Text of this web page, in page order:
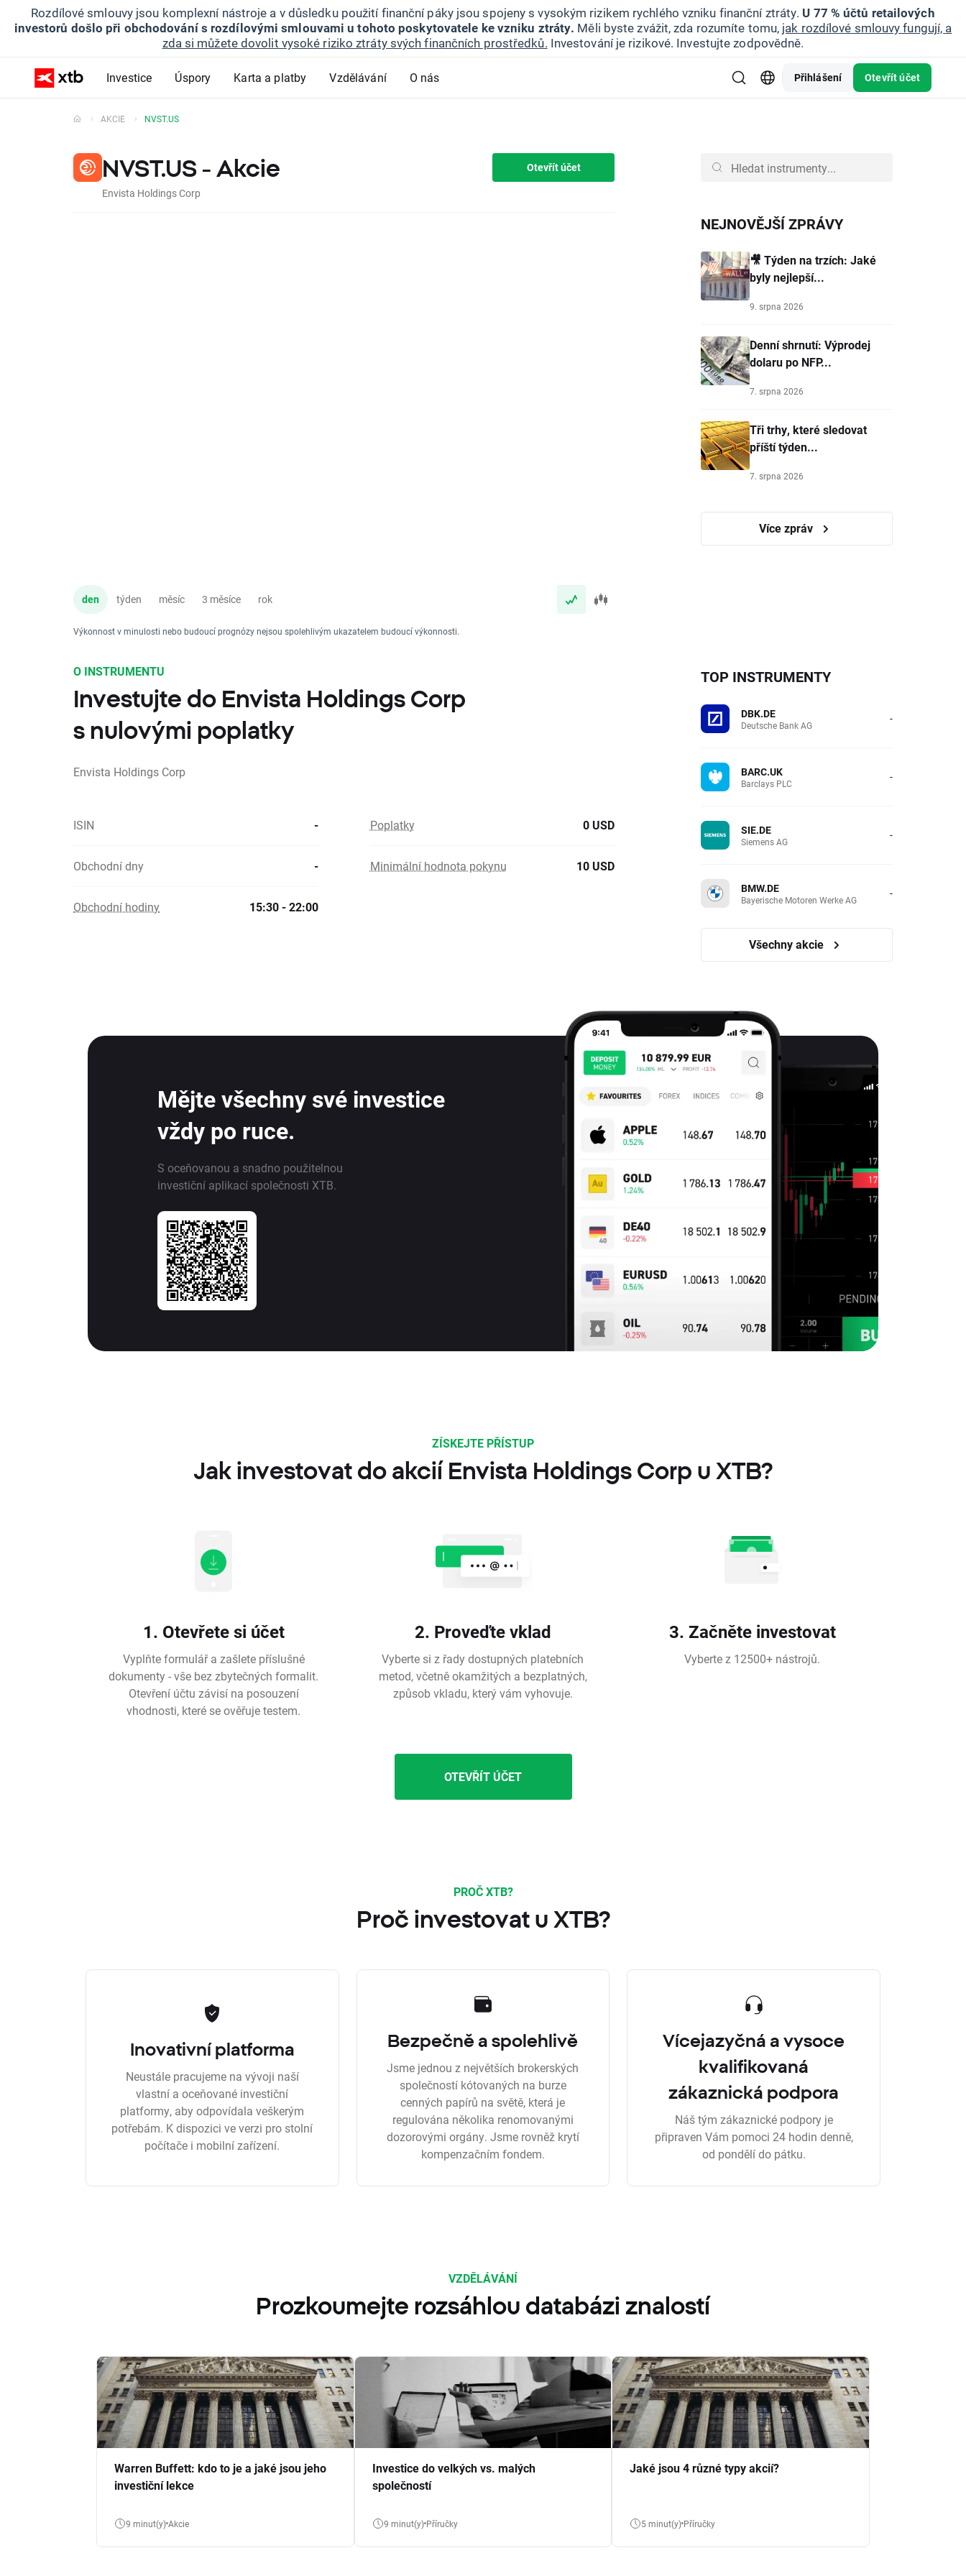
Rozdílové smlouvy jsou komplexní nástroje a v důsledku použití finanční páky jsou spojeny s vysokým rizikem rychlého vzniku finanční ztráty. U 77 % účtů retailových
investorů došlo při obchodování s rozdílovými smlouvami u tohoto poskytovatele ke vzniku ztráty. Měli byste zvážit, zda rozumíte tomu, jak rozdílové smlouvy fungují, a
zda si můžete dovolit vysoké riziko ztráty svých finančních prostředků. Investování je rizikové. Investujte zodpovědně.
Investice Úspory Karta a platby Vzdělávání O nás Přihlášení Otevřít účet
AKCIE NVST.US
NVST.US - Akcie
Envista Holdings Corp
Otevřít účet
den týden měsíc 3 měsíce rok
Výkonnost v minulosti nebo budoucí prognózy nejsou spolehlivým ukazatelem budoucí výkonnosti.
NEJNOVĚJŠÍ ZPRÁVY
🎥 Týden na trzích: Jaké
byly nejlepší...
9. srpna 2026
Denní shrnutí: Výprodej
dolaru po NFP...
7. srpna 2026
Tři trhy, které sledovat
příští týden...
7. srpna 2026
Více zpráv
O INSTRUMENTU
Investujte do Envista Holdings Corp
s nulovými poplatky
Envista Holdings Corp
ISIN - Poplatky 0 USD
Obchodní dny - Minimální hodnota pokynu 10 USD
Obchodní hodiny 15:30 - 22:00
TOP INSTRUMENTY
DBK.DE
Deutsche Bank AG -
BARC.UK
Barclays PLC -
SIE.DE
Siemens AG -
BMW.DE
Bayerische Motoren Werke AG -
Všechny akcie
Mějte všechny své investice
vždy po ruce.
S oceňovanou a snadno použitelnou
investiční aplikací společnosti XTB.
ZÍSKEJTE PŘÍSTUP
Jak investovat do akcií Envista Holdings Corp u XTB?
1. Otevřete si účet
Vyplňte formulář a zašlete příslušné
dokumenty - vše bez zbytečných formalit.
Otevření účtu závisí na posouzení
vhodnosti, které se ověřuje testem.
2. Proveďte vklad
Vyberte si z řady dostupných platebních
metod, včetně okamžitých a bezplatných,
způsob vkladu, který vám vyhovuje.
3. Začněte investovat
Vyberte z 12500+ nástrojů.
OTEVŘÍT ÚČET
PROČ XTB?
Proč investovat u XTB?
Inovativní platforma
Neustále pracujeme na vývoji naší
vlastní a oceňované investiční
platformy, aby odpovídala veškerým
potřebám. K dispozici ve verzi pro stolní
počítače i mobilní zařízení.
Bezpečně a spolehlivě
Jsme jednou z největších brokerských
společností kótovaných na burze
cenných papírů na světě, která je
regulována několika renomovanými
dozorovými orgány. Jsme rovněž krytí
kompenzačním fondem.
Vícejazyčná a vysoce
kvalifikovaná
zákaznická podpora
Náš tým zákaznické podpory je
připraven Vám pomoci 24 hodin denně,
od pondělí do pátku.
VZDĚLÁVÁNÍ
Prozkoumejte rozsáhlou databázi znalostí
Warren Buffett: kdo to je a jaké jsou jeho
investiční lekce
9 minut(y) Akcie
Investice do velkých vs. malých
společností
9 minut(y) Příručky
Jaké jsou 4 různé typy akcií?
5 minut(y) Příručky